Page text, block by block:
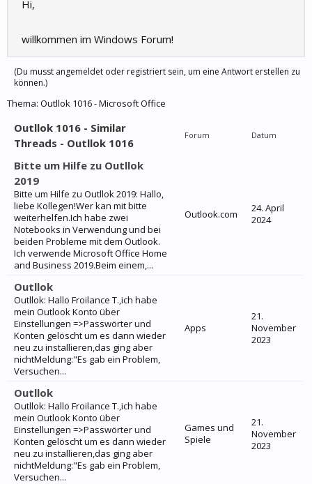
Hi,
willkommen im Windows Forum!
(Du musst angemeldet oder registriert sein, um eine Antwort erstellen zu
können.)
Thema: Outllok 1016 - Microsoft Office
Outllok 1016 - Similar
Threads - Outllok 1016
Forum Datum
Bitte um Hilfe zu Outllok
2019
Bitte um Hilfe zu Outllok 2019: Hallo,
liebe Kollegen!Wer kan mit bitte
weiterhelfen.Ich habe zwei
Notebooks in Verwendung und bei
beiden Probleme mit dem Outlook.
Ich verwende Microsoft Office Home
and Business 2019.Beim einem,...
Outlook.com
24. April
2024
Outllok
Outllok: Hallo Froilance T.,ich habe
mein Outlook Konto über
Einstellungen =>Passwörter und
Konten gelöscht um es dann wieder
neu zu installieren,das ging aber
nichtMeldung:"Es gab ein Problem,
Versuchen...
Apps
21.
November
2023
Outllok
Outllok: Hallo Froilance T.,ich habe
mein Outlook Konto über
Einstellungen =>Passwörter und
Konten gelöscht um es dann wieder
neu zu installieren,das ging aber
nichtMeldung:"Es gab ein Problem,
Versuchen...
Games und
Spiele
21.
November
2023